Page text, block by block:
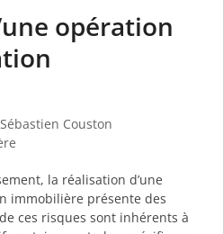
opération
Sébastien Couston
la réalisation d’une
immobilière présente des
ces risques sont inhérents à